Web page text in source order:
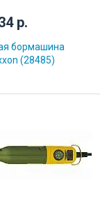
р.
бормашина
(28485)